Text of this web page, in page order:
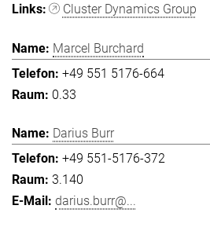
Cluster Dynamics Group
Marcel Burchard
+49 551 5176-664
0.33
Darius Burr
+49 551-5176-372
3.140
darius.burr@...